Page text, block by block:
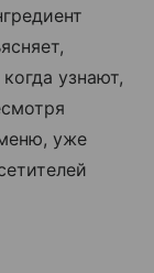
узнают,
уже